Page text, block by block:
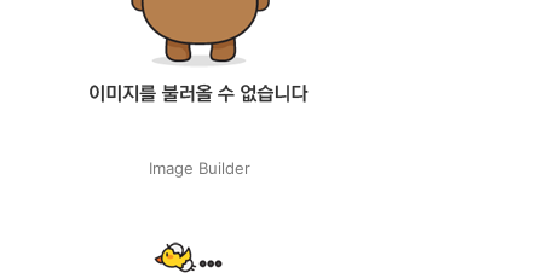
Image Builder